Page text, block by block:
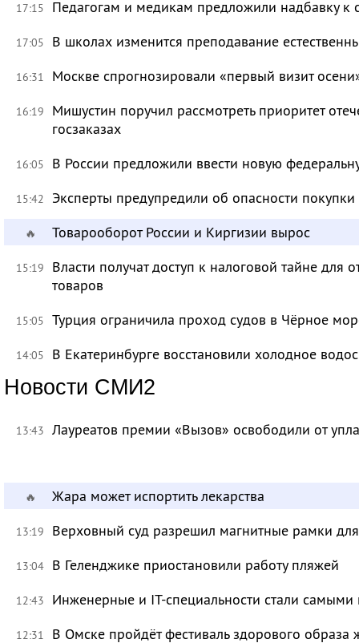
17:15 Педагогам и медикам предложили надбавку к
17:05 В школах изменится преподавание
16:31 Москве спрогнозировали «первый визит
16:19
Мишустин поручил рассмотреть приоритет
госзаказах
16:05 В России предложили ввести новую
15:42 Эксперты предупредили об опасности
🔥 Товарооборот России и Киргизии вырос
15:19
Власти получат доступ к налоговой тайне для
товаров
15:05 Турция ограничила проход судов в Чёрное
14:05 В Екатеринбурге восстановили холодное
Новости СМИ2
13:43 Лауреатов премии «Вызов» освободили от
🔥 Жара может испортить лекарства
13:19 Верховный суд разрешил магнитные рамки
13:04 В Геленджике приостановили работу пляжей
12:43 Инженерные и IT-специальности стали
12:31 В Омске пройдёт фестиваль здорового